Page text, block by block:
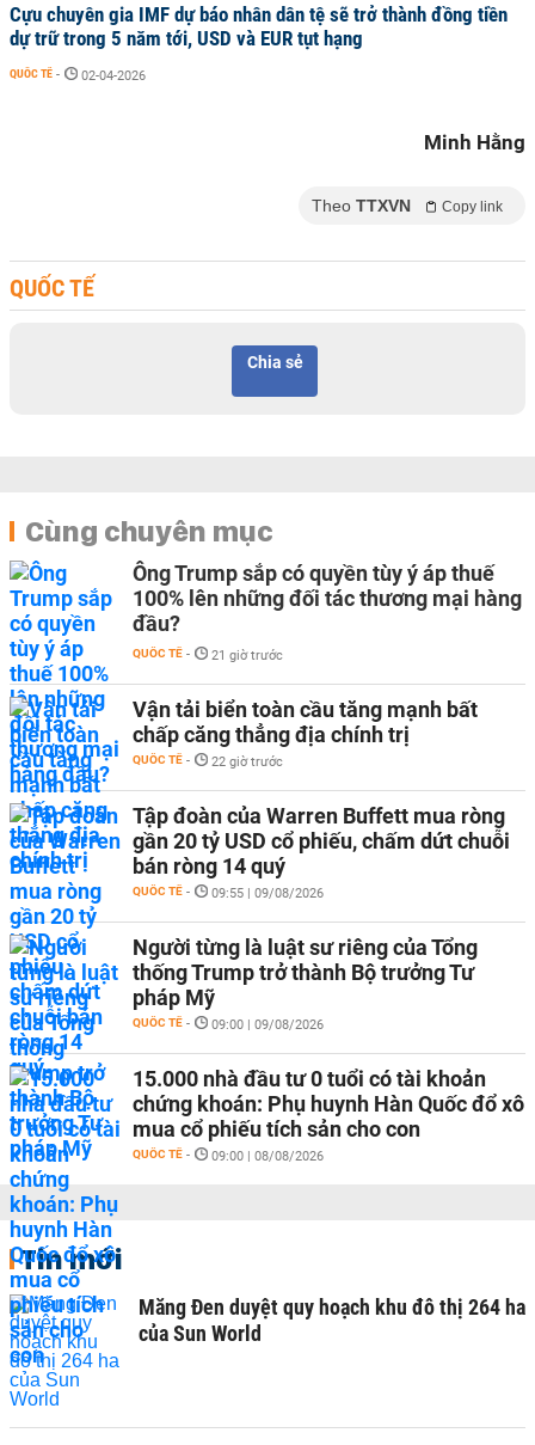
Cựu chuyên gia IMF dự báo nhân dân tệ sẽ trở thành đồng tiền
dự trữ trong 5 năm tới, USD và EUR tụt hạng
QUỐC TẾ - 02-04-2026
Minh Hằng
Theo TTXVN Copy link
QUỐC TẾ
Chia sẻ
Cùng chuyên mục
Ông Trump sắp có quyền tùy ý áp thuế
100% lên những đối tác thương mại hàng
đầu?
QUỐC TẾ - 21 giờ trước
Vận tải biển toàn cầu tăng mạnh bất
chấp căng thẳng địa chính trị
QUỐC TẾ - 22 giờ trước
Tập đoàn của Warren Buffett mua ròng
gần 20 tỷ USD cổ phiếu, chấm dứt chuỗi
bán ròng 14 quý
QUỐC TẾ - 09:55 | 09/08/2026
Người từng là luật sư riêng của Tổng
thống Trump trở thành Bộ trưởng Tư
pháp Mỹ
QUỐC TẾ - 09:00 | 09/08/2026
15.000 nhà đầu tư 0 tuổi có tài khoản
chứng khoán: Phụ huynh Hàn Quốc đổ xô
mua cổ phiếu tích sản cho con
QUỐC TẾ - 09:00 | 08/08/2026
Tin mới
Măng Đen duyệt quy hoạch khu đô thị 264 ha
của Sun World